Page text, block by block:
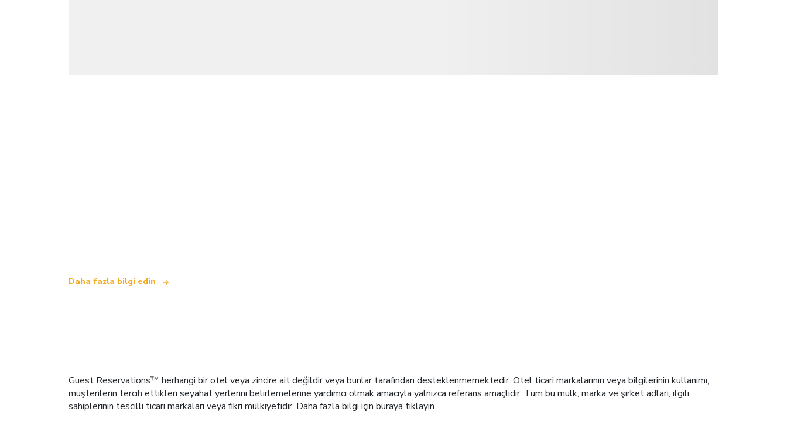
Daha fazla bilgi edin
Guest Reservations™ herhangi bir otel veya zincire ait değildir veya bunlar tarafından desteklenmemektedir. Otel ticari markalarının veya bilgilerinin kullanımı,
müşterilerin tercih ettikleri seyahat yerlerini belirlemelerine yardımcı olmak amacıyla yalnızca referans amaçlıdır. Tüm bu mülk, marka ve şirket adları, ilgili
sahiplerinin tescilli ticari markaları veya fikri mülkiyetidir. Daha fazla bilgi için buraya tıklayın.